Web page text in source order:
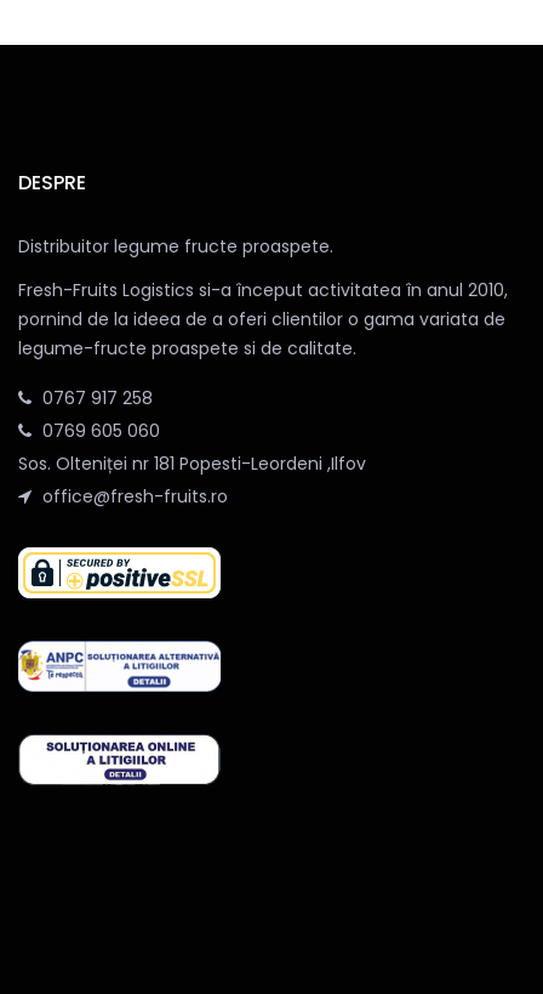
DESPRE
Distribuitor legume fructe proaspete.
Fresh-Fruits Logistics si-a început activitatea în anul 2010,
pornind de la ideea de a oferi clientilor o gama variata de
legume-fructe proaspete si de calitate.
0767 917 258
0769 605 060
Sos. Olteniței nr 181 Popesti-Leordeni ,Ilfov
office@fresh-fruits.ro